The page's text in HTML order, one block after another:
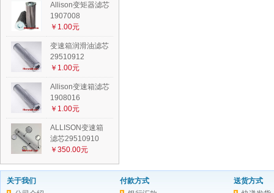
Allison变矩器滤芯
1907008
￥1.00元
变速箱润滑油滤芯
29510912
￥1.00元
Allison变速箱滤芯
1908016
￥1.00元
ALLISON变速箱
滤芯29510910
￥350.00元
关于我们
付款方式
送货方式